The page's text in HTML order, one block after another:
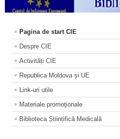
Pagina de start CIE
Despre CIE
Activități CIE
Republica Moldova și UE
Link-uri utile
Materiale promoţionale
Biblioteca Științifică Medicală